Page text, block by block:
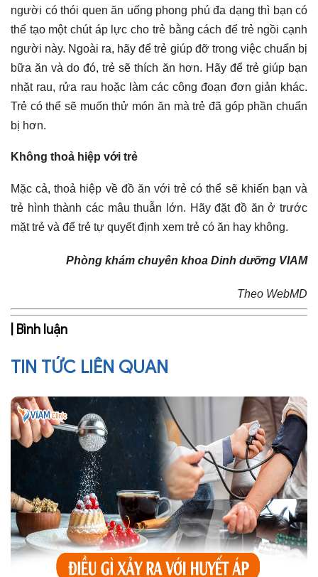
người có thói quen ăn uống phong phú đa dạng thì bạn có
thể tạo một chút áp lực cho trẻ bằng cách để trẻ ngồi cạnh
người này. Ngoài ra, hãy để trẻ giúp đỡ trong việc chuẩn bị
bữa ăn và do đó, trẻ sẽ thích ăn hơn. Hãy để trẻ giúp bạn
nhặt rau, rửa rau hoặc làm các công đoạn đơn giản khác.
Trẻ có thể sẽ muốn thử món ăn mà trẻ đã góp phần chuẩn
bị hơn.
Không thoả hiệp với trẻ
Mặc cả, thoả hiệp về đồ ăn với trẻ có thể sẽ khiến bạn và
trẻ hình thành các mâu thuẫn lớn. Hãy đặt đồ ăn ở trước
mặt trẻ và để trẻ tự quyết định xem trẻ có ăn hay không.
Phòng khám chuyên khoa Dinh dưỡng VIAM
Theo WebMD
| Bình luận
TIN TỨC LIÊN QUAN